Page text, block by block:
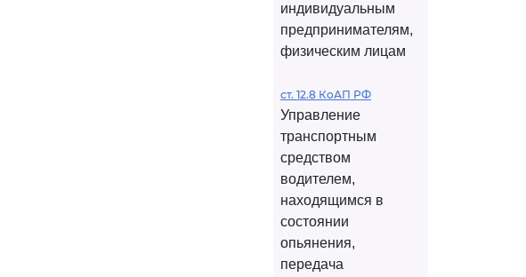
индивидуальным
предпринимателям,
физическим лицам
ст. 12.8 КоАП РФ
Управление
транспортным
средством
водителем,
находящимся в
состоянии
опьянения,
передача